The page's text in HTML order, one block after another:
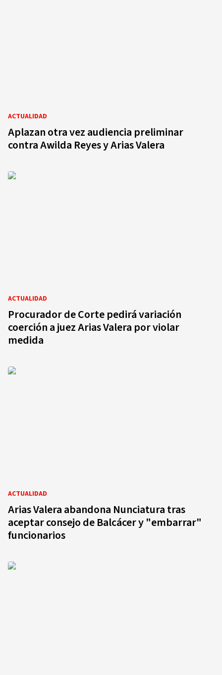
ACTUALIDAD
Aplazan otra vez audiencia preliminar
contra Awilda Reyes y Arias Valera
ACTUALIDAD
Procurador de Corte pedirá variación
coerción a juez Arias Valera por violar
medida
ACTUALIDAD
Arias Valera abandona Nunciatura tras
aceptar consejo de Balcácer y "embarrar"
funcionarios